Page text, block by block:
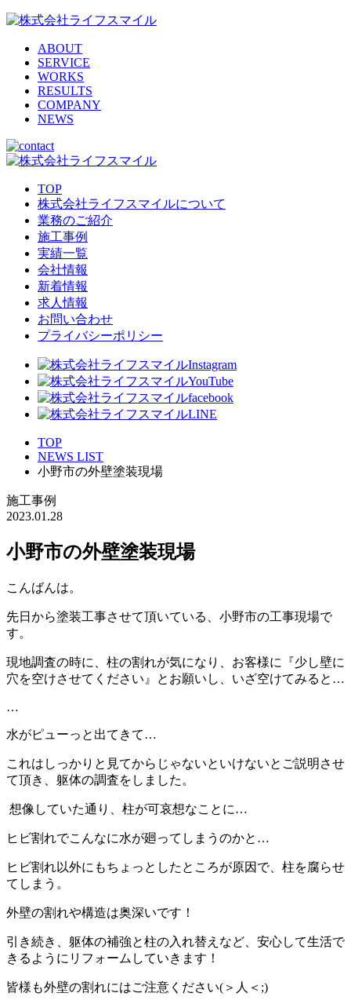
ABOUT
SERVICE
WORKS
RESULTS
COMPANY
NEWS
TOP
株式会社ライフスマイルについて
業務のご紹介
施工事例
実績一覧
会社情報
新着情報
求人情報
お問い合わせ
プライバシーポリシー
TOP
NEWS LIST
小野市の外壁塗装現場
施工事例
2023.01.28
小野市の外壁塗装現場
こんばんは。
先日から塗装工事させて頂いている、小野市の工事現場で
す。
現地調査の時に、柱の割れが気になり、お客様に『少し壁に
穴を空けさせてください』とお願いし、いざ空けてみると…
…
水がピューっと出てきて…
これはしっかりと見てからじゃないといけないとご説明させ
て頂き、躯体の調査をしました。
想像していた通り、柱が可哀想なことに…
ヒビ割れでこんなに水が廻ってしまうのかと…
ヒビ割れ以外にもちょっとしたところが原因で、柱を腐らせ
てしまう。
外壁の割れや構造は奥深いです！
引き続き、躯体の補強と柱の入れ替えなど、安心して生活で
きるようにリフォームしていきます！
皆様も外壁の割れにはご注意ください(＞人＜;)